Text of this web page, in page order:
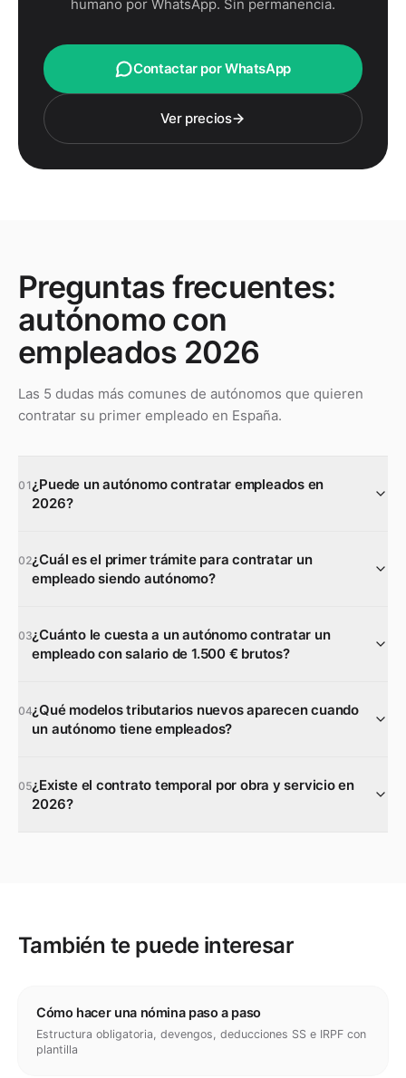
humano por WhatsApp. Sin permanencia.
Contactar por WhatsApp
Ver precios
Preguntas frecuentes:
autónomo con
empleados 2026
Las 5 dudas más comunes de autónomos que quieren
contratar su primer empleado en España.
01¿Puede un autónomo contratar empleados en
2026?
02¿Cuál es el primer trámite para contratar un
empleado siendo autónomo?
03¿Cuánto le cuesta a un autónomo contratar un
empleado con salario de 1.500 € brutos?
04¿Qué modelos tributarios nuevos aparecen cuando
un autónomo tiene empleados?
05¿Existe el contrato temporal por obra y servicio en
2026?
También te puede interesar
Cómo hacer una nómina paso a paso
Estructura obligatoria, devengos, deducciones SS e IRPF con
plantilla